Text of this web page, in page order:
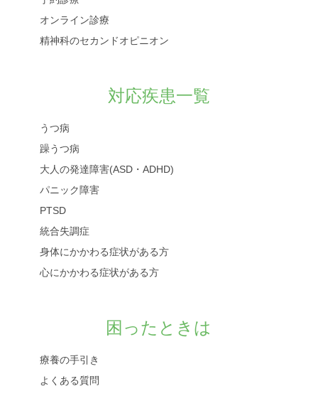
オンライン診療
精神科のセカンドオピニオン
対応疾患一覧
うつ病
躁うつ病
大人の発達障害(ASD・ADHD)
パニック障害
PTSD
統合失調症
身体にかかわる症状がある方
心にかかわる症状がある方
困ったときは
療養の手引き
よくある質問